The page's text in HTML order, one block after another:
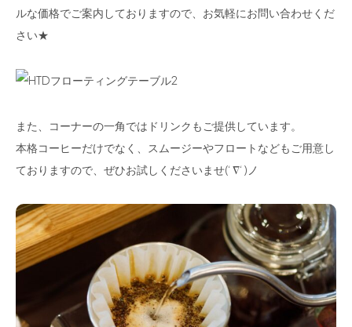
ルな価格でご案内しておりますので、お気軽にお問い合わせくだ
さい★
また、コーナーの一角ではドリンクもご提供しています。
本格コーヒーだけでなく、スムージーやフロートなどもご用意し
ておりますので、ぜひお試しくださいませ(‘ ∇‘ )ノ